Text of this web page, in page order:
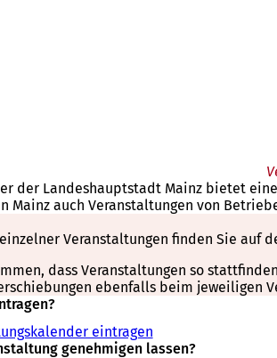
der Landeshauptstadt Mainz bietet
Mainz auch Veranstaltungen von
Veranstaltungen finden Sie auf
dass Veranstaltungen so
ebenfalls beim jeweiligen
eintragen
genehmigen lassen?